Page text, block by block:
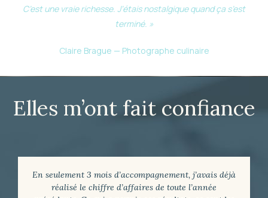
C’est une vraie richesse. J’étais nostalgique quand ça s’est
terminé. »
Claire Brague — Photographe culinaire
Elles m’ont fait confiance
En seulement 3 mois d’accompagnement, j’avais déjà
réalisé le chiffre d’affaires de toute l’année